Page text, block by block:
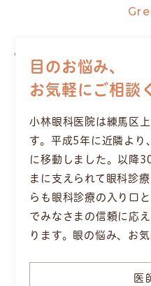
小林眼科医院 院長
小林 俊策
目のお悩み、
お気軽にご相談
小林眼科医院は練馬区
す。平成5年に近隣より
に移動しました。以降
まに支えられて眼科診
らも眼科診療の入り口
でみなさまの信頼に応
ります。眼の悩み、お
医